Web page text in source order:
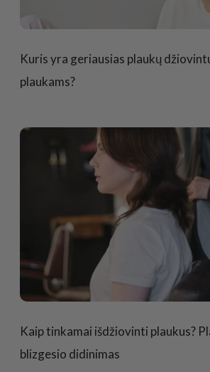
Kuris yra geriausias plaukų
plaukams?
Kaip tinkamai išdžiovinti plaukus?
blizgesio didinimas